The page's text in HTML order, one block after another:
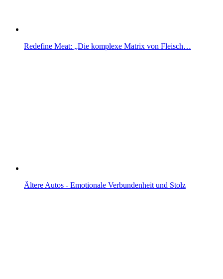
Redefine Meat: „Die komplexe Matrix von Fleisch…
Ältere Autos - Emotionale Verbundenheit und Stolz